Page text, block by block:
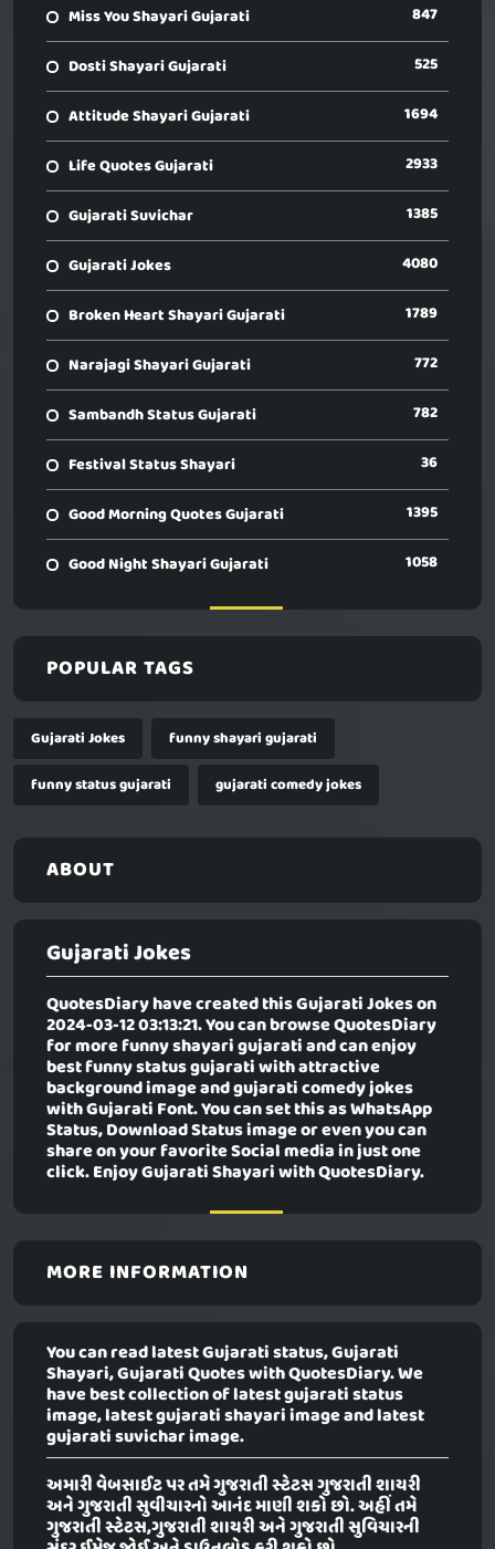
Miss You Shayari Gujarati 847
Dosti Shayari Gujarati 525
Attitude Shayari Gujarati 1694
Life Quotes Gujarati 2933
Gujarati Suvichar 1385
Gujarati Jokes 4080
Broken Heart Shayari Gujarati 1789
Narajagi Shayari Gujarati 772
Sambandh Status Gujarati 782
Festival Status Shayari 36
Good Morning Quotes Gujarati 1395
Good Night Shayari Gujarati 1058
POPULAR TAGS
Gujarati Jokes
funny shayari gujarati
funny status gujarati
gujarati comedy jokes
ABOUT
Gujarati Jokes
QuotesDiary have created thisGujarati Jokeson
2024-03-12 03:13:21. You can browse QuotesDiary
for more funny shayari gujarati and can enjoy
best funny status gujarati with attractive
background image and gujarati comedy jokes
with Gujarati Font. You can set this as WhatsApp
Status, Download Status image or even you can
share on your favorite Social media in just one
click. Enjoy Gujarati Shayari with QuotesDiary.
MORE INFORMATION
You can read latest Gujarati status, Gujarati
Shayari, Gujarati Quotes with QuotesDiary. We
have best collection of latest gujarati status
image, latest gujarati shayari image and latest
gujarati suvichar image.
અમારી વેબસાઈટ પર તમે ગુજરાતી સ્ટેટસ ગુજરાતી શાયરી
અને ગુજરાતી સુવીચારનો આનંદ માણી શકો છો. અહીં તમે
ગુજરાતી સ્ટેટસ,ગુજરાતી શાયરી અને ગુજરાતી સુવિચારની